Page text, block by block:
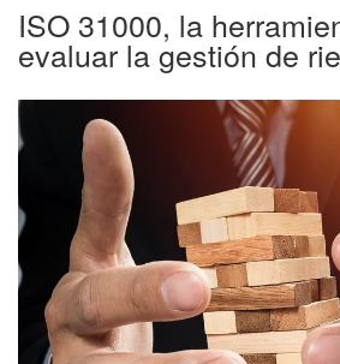
ISO 31000, la
evaluar la gestión de